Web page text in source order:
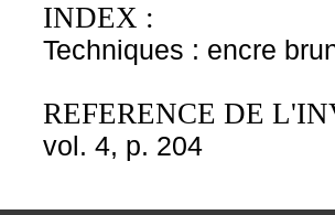
INDEX :
Techniques : encre
REFERENCE DE
vol. 4, p. 204